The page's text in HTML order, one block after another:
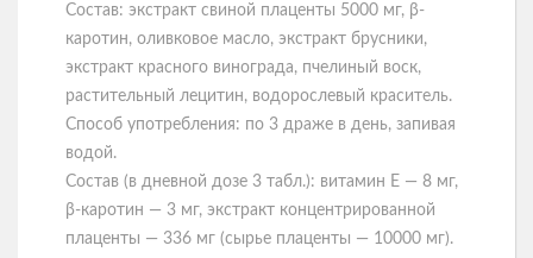
Состав: экстракт свиной плаценты 5000 мг, β-
каротин, оливковое масло, экстракт брусники,
экстракт красного винограда, пчелиный воск,
растительный лецитин, водорослевый краситель.
Способ употребления: по 3 драже в день, запивая
водой.
Состав (в дневной дозе 3 табл.): витамин Е — 8 мг,
β-каротин — 3 мг, экстракт концентрированной
плаценты — 336 мг (сырье плаценты — 10000 мг).